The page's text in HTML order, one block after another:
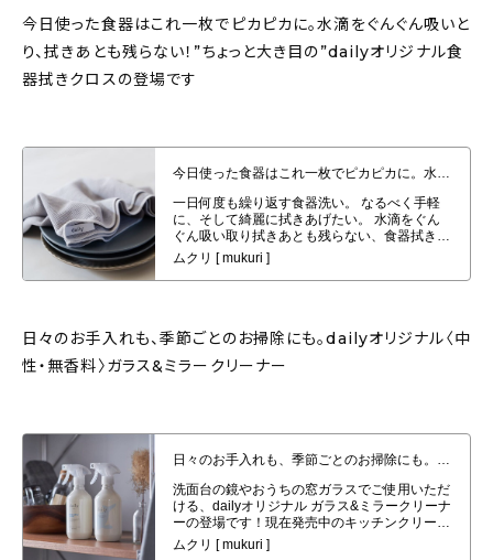
今日使った食器はこれ一枚でピカピカに。水滴をぐんぐん吸いと
り、拭きあとも残らない！”ちょっと大き目の”dailyオリジナル食
器拭きクロスの登場です
も残らない！”ちょっと大き目の”dailyオリジナル食器拭きクロスの登場で
す
日々のお手入れも、季節ごとのお掃除にも。dailyオリジナル〈中
性・無香料〉ガラス&ミラークリーナー
日々のお手入れも、季節ごとのお掃除にも。dailyオリジナル〈中性・無香
料〉ガラス&ミラークリーナー